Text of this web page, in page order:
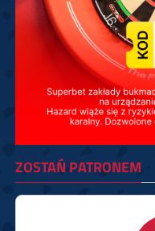
ZOSTAŃ PATRONEM